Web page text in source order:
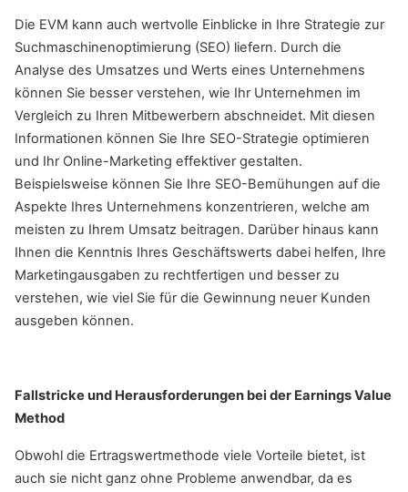
Die EVM kann auch wertvolle Einblicke in Ihre Strategie zur
Suchmaschinenoptimierung (SEO) liefern. Durch die
Analyse des Umsatzes und Werts eines Unternehmens
können Sie besser verstehen, wie Ihr Unternehmen im
Vergleich zu Ihren Mitbewerbern abschneidet. Mit diesen
Informationen können Sie Ihre SEO-Strategie optimieren
und Ihr Online-Marketing effektiver gestalten.
Beispielsweise können Sie Ihre SEO-Bemühungen auf die
Aspekte Ihres Unternehmens konzentrieren, welche am
meisten zu Ihrem Umsatz beitragen. Darüber hinaus kann
Ihnen die Kenntnis Ihres Geschäftswerts dabei helfen, Ihre
Marketingausgaben zu rechtfertigen und besser zu
verstehen, wie viel Sie für die Gewinnung neuer Kunden
ausgeben können.
Fallstricke und Herausforderungen bei der Earnings Value
Method
Obwohl die Ertragswertmethode viele Vorteile bietet, ist
auch sie nicht ganz ohne Probleme anwendbar, da es